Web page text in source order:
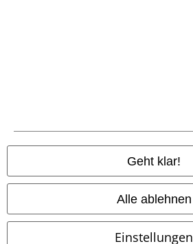
Geht klar!
Alle ablehnen
Einstellungen
© 1986-2026 E.M.P. Merchandising HGmbH